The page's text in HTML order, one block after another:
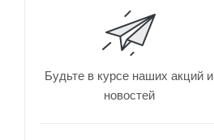
Будьте в курсе наших акций и
новостей